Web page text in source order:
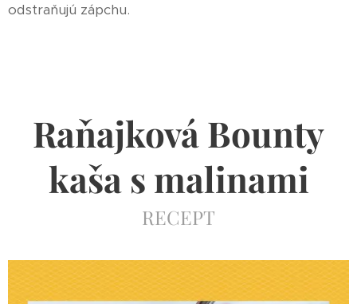
odstraňujú zápchu.
Raňajková Bounty
kaša s malinami
RECEPT